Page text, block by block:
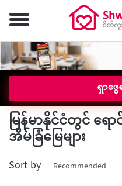
ရှာဖွေ
မြန်မာနိုင်ငံတွင် ရေ
အိမ်ခြံမြေများ
Sort by Recommended